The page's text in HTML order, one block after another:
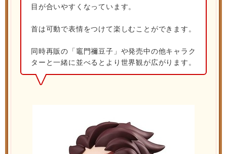
目が合いやすくなっています。
首は可動で表情をつけて楽しむことができます。
同時再販の「竈門禰豆子」や発売中の他キャラク
ターと一緒に並べるとより世界観が広がります。